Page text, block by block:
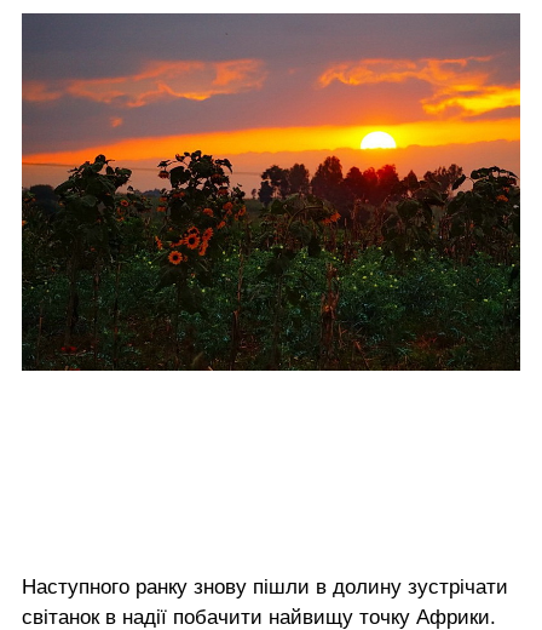
Наступного ранку знову пішли в долину зустрічати
світанок в надії побачити найвищу точку Африки.